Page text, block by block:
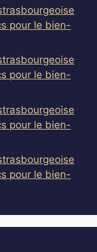
pour le bien-
pour le bien-
pour le bien-
pour le bien-